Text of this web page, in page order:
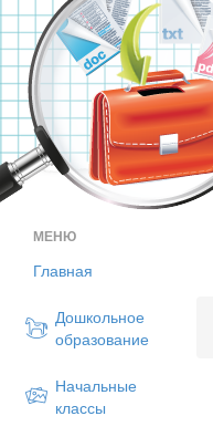
МЕНЮ
Главная
Дошкольное
образование
Начальные
классы